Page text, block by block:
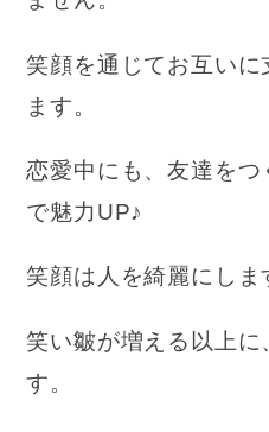
笑顔を通じてお互い
ます。
恋愛中にも、友達を
で魅力UP♪
笑顔は人を綺麗にしま
笑い皺が増える以上
す。